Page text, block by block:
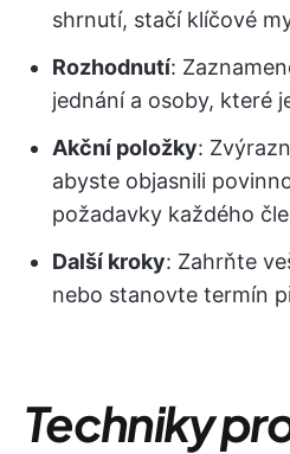
shrnutí, stačí klíčové
Rozhodnutí:
jednání a osoby, které
Akční položky:
abyste objasnili
požadavky každého
Další kroky: Zahrňte
nebo stanovte termín
Techniky